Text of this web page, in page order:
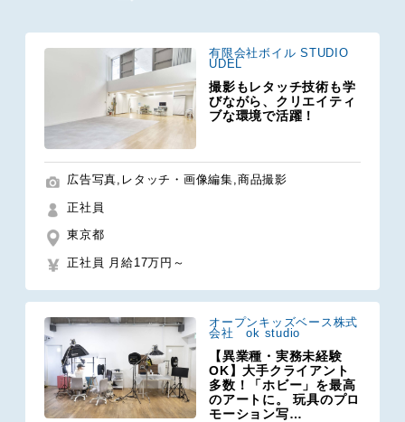
有限会社ボイル STUDIO
UDEL
撮影もレタッチ技術も学
びながら、クリエイティ
ブな環境で活躍！
広告写真,レタッチ・画像編集,商品撮影
正社員
東京都
正社員 月給17万円～
オープンキッズベース株式
会社 ok studio
【異業種・実務未経験
OK】大手クライアント
多数！「ホビー」を最高
のアートに。 玩具のプロ
モーション写…